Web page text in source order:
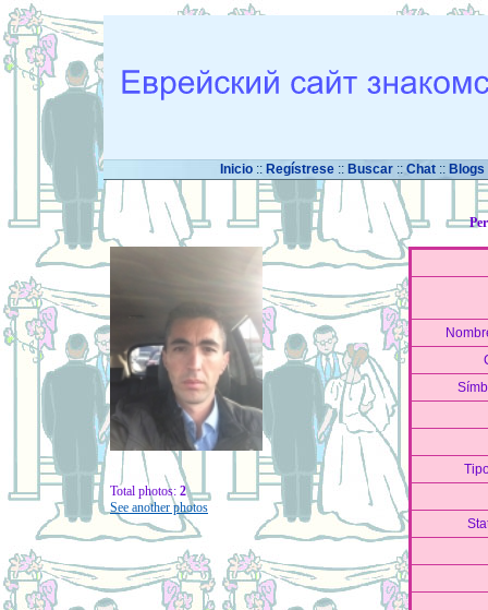
Inicio :: Regístrese:: Buscar :: Chat :: Blogs
Total photos: 2
See another photos